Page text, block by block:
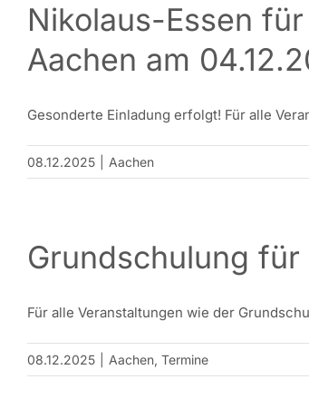
Nikolaus-Essen
Aachen am
Gesonderte Einladung erfolgt! Für alle
08.12.2025 Aachen
Grundschulung für
Für alle Veranstaltungen wie der
08.12.2025 Aachen, Termine